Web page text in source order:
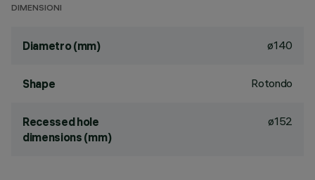
DIMENSIONI
Diametro (mm) ø140
Shape Rotondo
Recessed hole
dimensions (mm)
ø152